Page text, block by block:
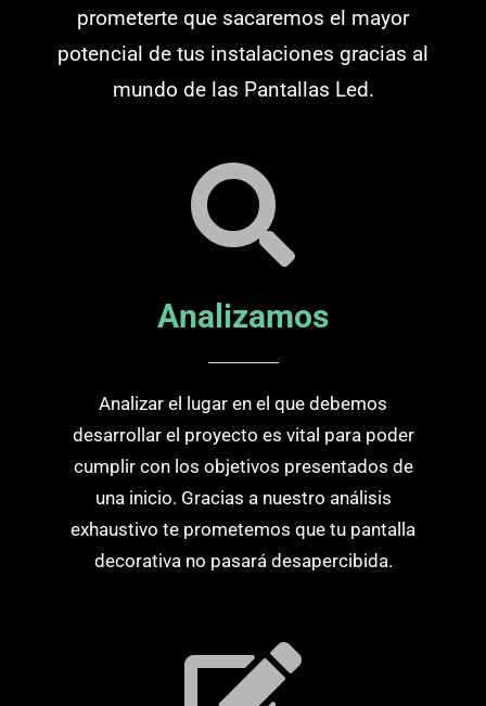
prometerte que sacaremos el mayor
potencial de tus instalaciones gracias al
mundo de las Pantallas Led.
Analizamos
Analizar el lugar en el que debemos
desarrollar el proyecto es vital para poder
cumplir con los objetivos presentados de
una inicio. Gracias a nuestro análisis
exhaustivo te prometemos que tu pantalla
decorativa no pasará desapercibida.